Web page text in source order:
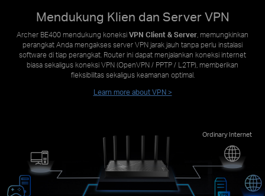
Mendukung Klien dan Server VPN
Archer BE400 mendukung koneksi VPN Client & Server, memungkinkan
perangkat Anda mengakses server VPN jarak jauh tanpa perlu instalasi
software di tiap perangkat. Router ini dapat menjalankan koneksi internet
biasa sekaligus koneksi VPN (OpenVPN / PPTP / L2TP), memberikan
fleksibilitas sekaligus keamanan optimal.
Learn more about VPN >
Ordinary Internet